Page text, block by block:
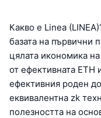
Какво е Linea
базата на първични
цялата икономика
от ефективната ETH
ефективния роден
еквивалентна zk
полезността на